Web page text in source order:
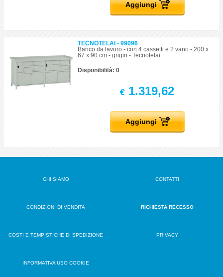
Aggiungi
TECNOTELAI - 99096
Banco da lavoro - con 4 cassetti e 2 vano - 200 x
67 x 90 cm - grigio - Tecnotelai
Disponibilità: 0
€ 1.319,62
Aggiungi
CHI SIAMO CONTATTI
CONDIZIONI DI VENDITA RICHIESTA RECESSO
COSTI E TEMPISTICHE DI SPEDIZIONE PRIVACY
INFORMATIVA USO COOKIE